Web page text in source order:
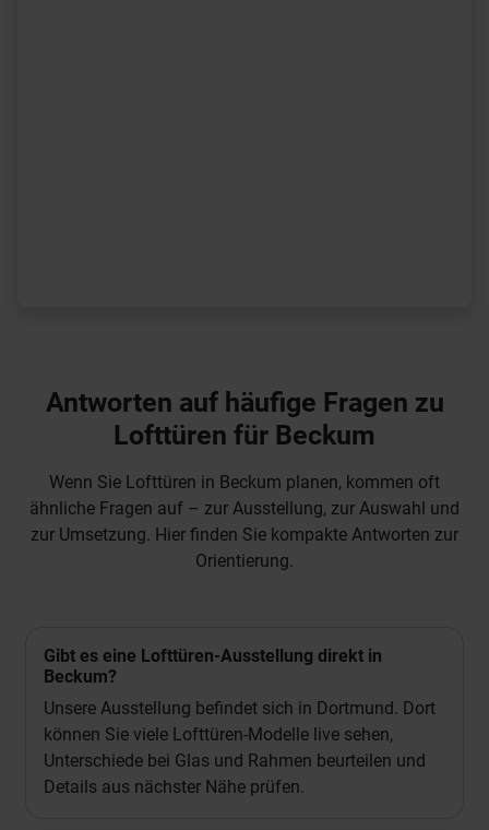
Antworten auf häufige Fragen zu
Lofttüren für Beckum
Wenn Sie Lofttüren in Beckum planen, kommen oft
ähnliche Fragen auf – zur Ausstellung, zur Auswahl und
zur Umsetzung. Hier finden Sie kompakte Antworten zur
Orientierung.
Gibt es eine Lofttüren-Ausstellung direkt in
Beckum?
Unsere Ausstellung befindet sich in Dortmund. Dort
können Sie viele Lofttüren-Modelle live sehen,
Unterschiede bei Glas und Rahmen beurteilen und
Details aus nächster Nähe prüfen.